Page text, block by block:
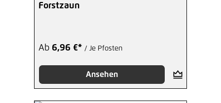
Forstzaun
Ab 6,96 €* / Je Pfosten
Ansehen